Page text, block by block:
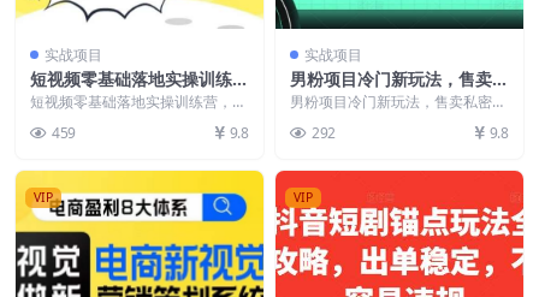
实战项目
短视频零基础落地实操训练
营，短视频实战课零基础到大
神
短视频零基础落地实操训练营，短
视频实战课零基础到大神 课程内
容： 1.1短视频入...
459 9.8
实战项目
男粉项目冷门新玩法，售卖私
密训练课程，一天轻松1000+
【揭秘】
男粉项目冷门新玩法，售卖私密训
练课程，一天轻松1000+【揭秘】
这个项目属于男...
292 9.8
VIP VIP